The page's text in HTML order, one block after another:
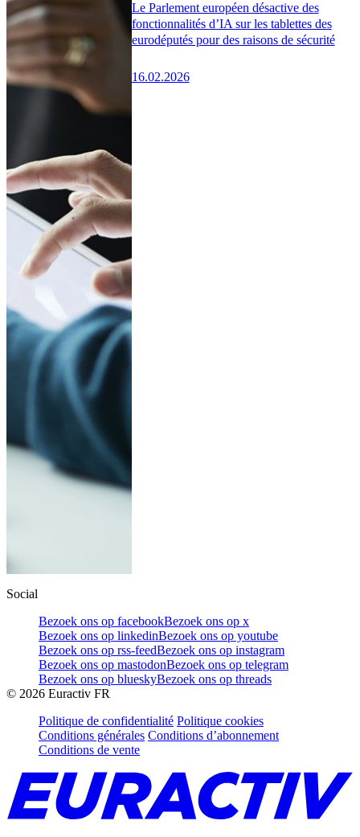
Le Parlement européen désactive des
fonctionnalités d’IA sur les tablettes des
eurodéputés pour des raisons de sécurité
16.02.2026
Social
Bezoek ons op facebookBezoek ons op x
Bezoek ons op linkedinBezoek ons op youtube
Bezoek ons op rss-feedBezoek ons op instagram
Bezoek ons op mastodonBezoek ons op telegram
Bezoek ons op blueskyBezoek ons op threads
© 2026 Euractiv FR
Politique de confidentialité Politique cookies
Conditions générales Conditions d’abonnement
Conditions de vente